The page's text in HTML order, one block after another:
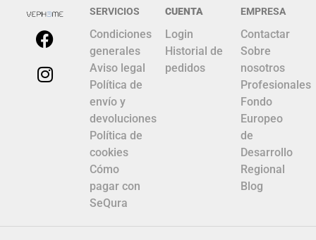
SERVICIOS
Condiciones
generales
Aviso legal
Política de
envío y
devoluciones
Política de
cookies
Cómo
pagar con
SeQura
CUENTA
Login
Historial de
pedidos
EMPRESA
Contactar
Sobre
nosotros
Profesionales
Fondo
Europeo
de
Desarrollo
Regional
Blog